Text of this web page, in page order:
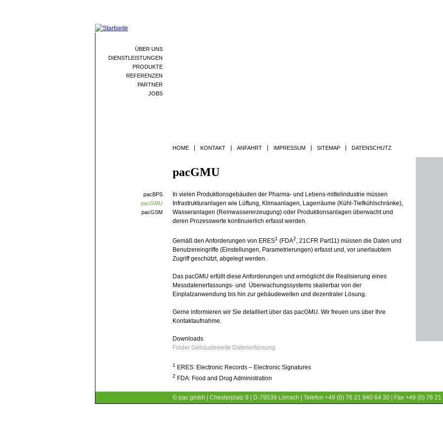
HOME KONTAKT ANFAHRT IMPRESSUM SITEMAP DATENSCHUTZ
pacGMU
In vielen Produktionsgebäuden der Pharma- und Lebens-mittelindustrie müssen
Infrastrukturanlagen wie Lüftung, Klimaanlagen, Lagerräume (Kühl-Tiefkühlschränke),
Wasseranlagen (Reinwassererzeugung) oder Produktionsanlagen überwacht und
deren Prozesswerte kontinuierlich erfasst werden.
Gemäß den Anforderungen von ERES1 (FDA2, 21CFR Part11) müssen die Daten und
Benutzereingriffe (Einstellungen, Parametrierungen) erfasst und, vor unerlaubtem
Zugriff geschützt, abgelegt werden.
Das pacGMU erfüllt diese Anforderungen und ermöglicht die Realisierung eines
Messdatenerfassungs- und Überwachungssystems skalierbar von der
Einplatzanwendung bis hin zur gebäudeweiten und dezentraler Lösung.
Gerne informieren wir Sie detailliert über das pacGMU. Wir freuen uns über Ihre
Kontaktaufnahme.
Downloads
Folder Gebäudeweite Datenerfassung
1 ERES: Electronic Records – Electronic Signatures
2 FDA: Food and Drug Administration
ÜBER UNS
DIENSTLEISTUNGEN
PRODUKTE
REFERENZEN
PARTNER
JOBS
pacBPS
pacGMU
pacGSM
© pac gmbh | Chesterplatz 8 | D-79539 Lörrach | Telefon +49 (0) 76 21 940 64 30 | Fax +49 (0) 76 21